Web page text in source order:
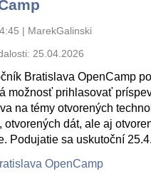
| MarekGalinski
25.04.2026
Bratislava OpenCamp
možnosť prihlasovať
na témy otvorených
otvorených dát, ale aj
Podujatie sa uskutoční
OpenCamp